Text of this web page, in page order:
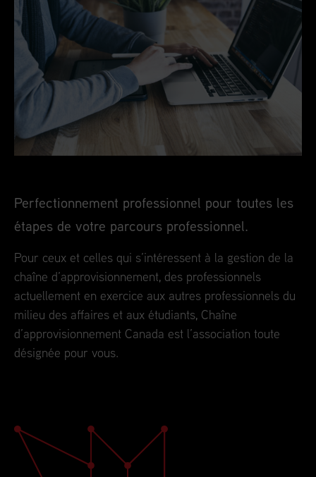
Perfectionnement professionnel pour toutes les
étapes de votre parcours professionnel.
Pour ceux et celles qui s’intéressent à la gestion de la
chaîne d’approvisionnement, des professionnels
actuellement en exercice aux autres professionnels du
milieu des affaires et aux étudiants, Chaîne
d’approvisionnement Canada est l’association toute
désignée pour vous.